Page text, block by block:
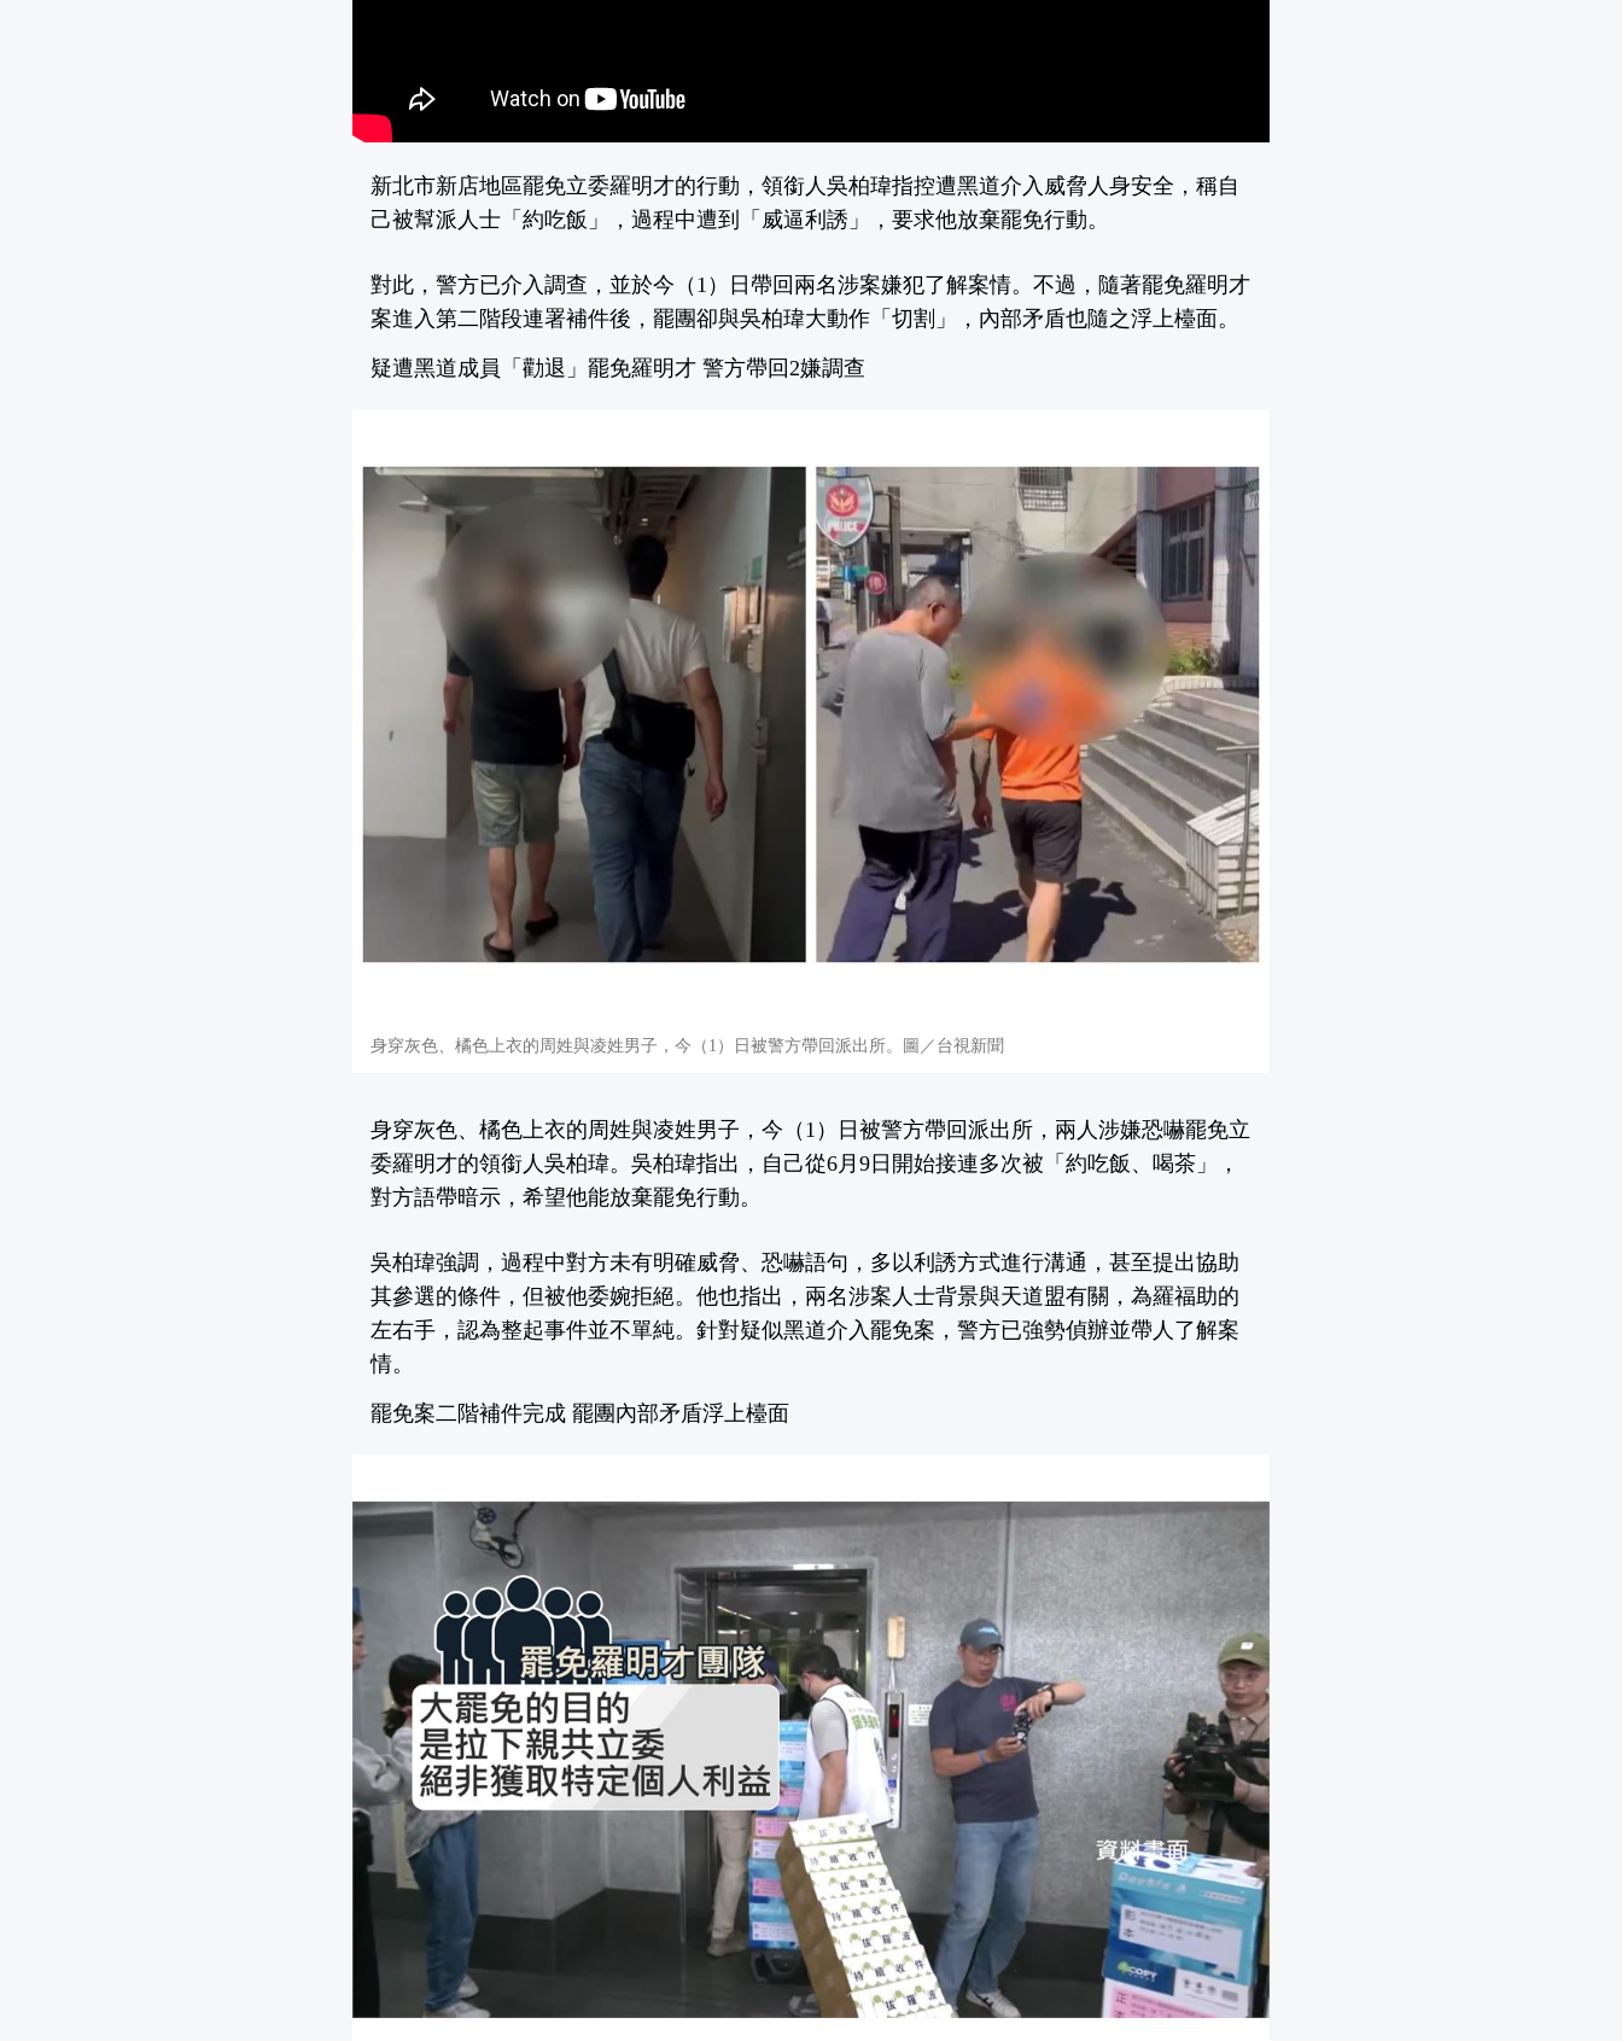
新北市新店地區罷免立委羅明才的行動，領銜人吳柏瑋指控遭黑道介入威脅人身安全，稱自
己被幫派人士「約吃飯」，過程中遭到「威逼利誘」，要求他放棄罷免行動。
對此，警方已介入調查，並於今（1）日帶回兩名涉案嫌犯了解案情。不過，隨著罷免羅明才
案進入第二階段連署補件後，罷團卻與吳柏瑋大動作「切割」，內部矛盾也隨之浮上檯面。
疑遭黑道成員「勸退」罷免羅明才 警方帶回2嫌調查
身穿灰色、橘色上衣的周姓與凌姓男子，今（1）日被警方帶回派出所。圖／台視新聞
身穿灰色、橘色上衣的周姓與凌姓男子，今（1）日被警方帶回派出所，兩人涉嫌恐嚇罷免立
委羅明才的領銜人吳柏瑋。吳柏瑋指出，自己從6月9日開始接連多次被「約吃飯、喝茶」，
對方語帶暗示，希望他能放棄罷免行動。
吳柏瑋強調，過程中對方未有明確威脅、恐嚇語句，多以利誘方式進行溝通，甚至提出協助
其參選的條件，但被他委婉拒絕。他也指出，兩名涉案人士背景與天道盟有關，為羅福助的
左右手，認為整起事件並不單純。針對疑似黑道介入罷免案，警方已強勢偵辦並帶人了解案
情。
罷免案二階補件完成 罷團內部矛盾浮上檯面